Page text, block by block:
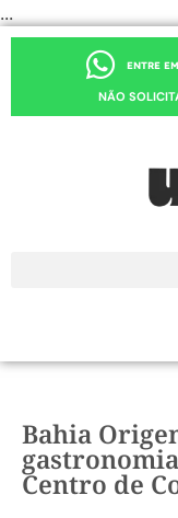
...
ENTRE
NÃO
Bahia
Centro de